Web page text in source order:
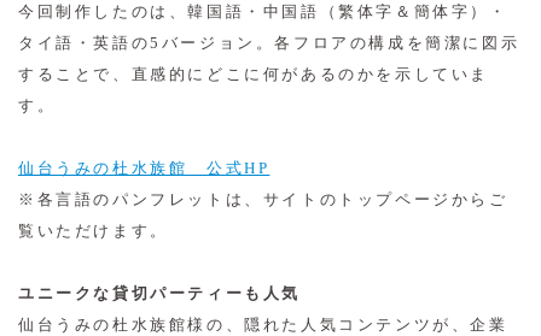
今回制作したのは、韓国語・中国語（繁体字＆簡体字）・
タイ語・英語の5バージョン。各フロアの構成を簡潔に図示
することで、直感的にどこに何があるのかを示していま
す。
仙台うみの杜水族館 公式HP
※各言語のパンフレットは、サイトのトップページからご
覧いただけます。
ユニークな貸切パーティーも人気
仙台うみの杜水族館様の、隠れた人気コンテンツが、企業